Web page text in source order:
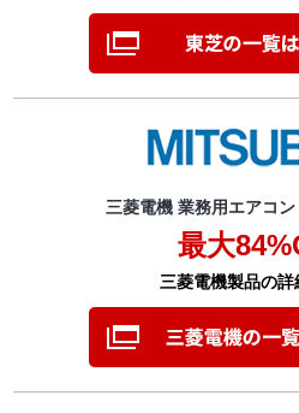
三菱電機 業務用エアコ
最大
三菱電機製品の詳